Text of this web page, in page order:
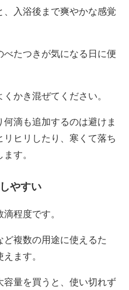
入浴後まで爽やかな感覚
たつきが気になる日に便
かき混ぜてください。
滴も追加するのは避けま
ヒリしたり、寒くて落ち
す。
やすい
程度です。
複数の用途に使えるた
ます。
量を買うと、使い切れず